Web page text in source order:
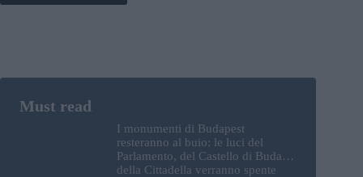
I monumenti di Budapest
resteranno al buio: le luci del
Parlamento, del Castello di Buda e
della Cittadella verranno spente